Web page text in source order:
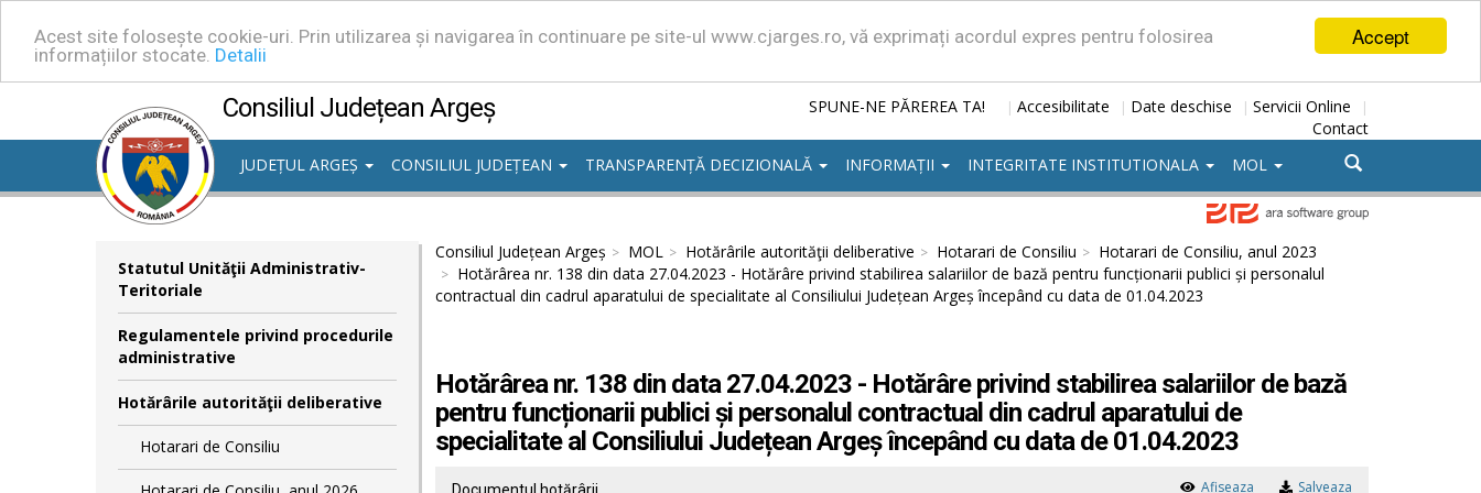
Accept
Acest site folosește cookie-uri. Prin utilizarea și navigarea în continuare pe site-ul www.cjarges.ro, vă exprimați acordul expres pentru folosirea
informațiilor stocate. Detalii
Consiliul Județean Argeș SPUNE-NE PĂREREA TA! | Accesibilitate | Date deschise | Servicii Online |
Contact
JUDEȚUL ARGEȘ
CONSILIUL JUDEȚEAN TRANSPARENȚĂ DECIZIONALĂ INFORMAȚII INTEGRITATE INSTITUTIONALA MOL
Statutul Unităţii Administrativ-
Teritoriale
Regulamentele privind procedurile
administrative
Hotărârile autorităţii deliberative
Hotarari de Consiliu
Consiliul Județean Argeș MOL Hotărârile autorităţii deliberative Hotarari de Consiliu
Hotarari de Consiliu, anul 2023
Hotărârea nr. 138 din data 27.04.2023 - Hotărâre privind stabilirea salariilor de bază pentru funcționarii publici și personalul
contractual din cadrul aparatului de specialitate al Consiliului Județean Argeș începând cu data de 01.04.2023
Hotărârea nr. 138 din data 27.04.2023 - Hotărâre privind stabilirea salariilor de bază
pentru funcționarii publici și personalul contractual din cadrul aparatului de
specialitate al Consiliului Județean Argeș începând cu data de 01.04.2023
Afiseaza Salveaza